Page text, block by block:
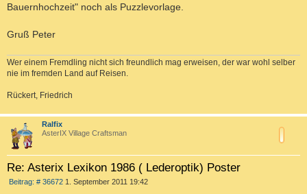
Bauernhochzeit" noch als Puzzlevorlage.
Gruß Peter
Wer einem Fremdling nicht sich freundlich mag erweisen, der war wohl selber
nie im fremden Land auf Reisen.
Rückert, Friedrich
a
Ralfix
AsterIX Village Craftsman
Re: Asterix Lexikon 1986 ( Lederoptik) Poster
Beitrag: # 36672B1. September 2011 19:42